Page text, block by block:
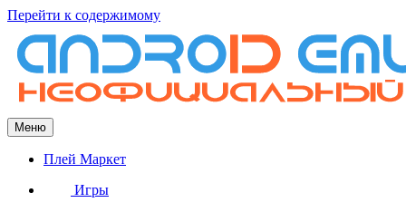
Перейти к содержимому
Меню
Плей Маркет
Игры